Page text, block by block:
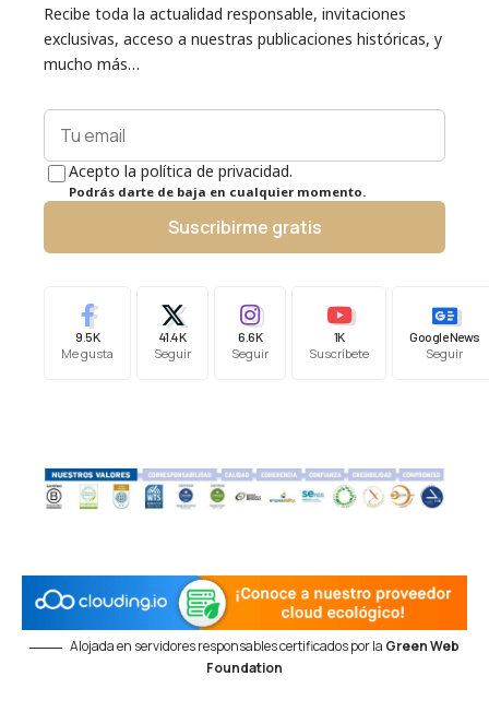
Recibe toda la actualidad responsable, invitaciones
exclusivas, acceso a nuestras publicaciones históricas, y
mucho más…
Acepto la política de privacidad.
Podrás darte de baja en cualquier momento.
Suscribirme gratis
9.5K
Me gusta
41.4K
Seguir
6.6K
Seguir
1K
Suscríbete
Google News
Seguir
Alojada en servidores responsables certificados por la Green Web
Foundation